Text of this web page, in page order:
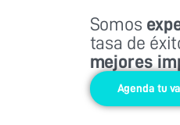
Somos
tasa de
mejores
Agenda tu